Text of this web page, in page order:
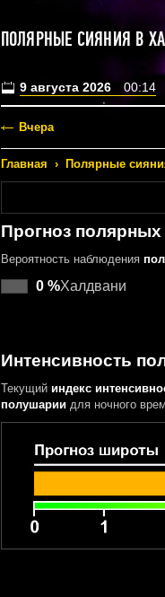
ПОЛЯРНЫЕ СИЯНИЯ В
9 августа 2026 00:14
Вчера
Главная › Полярные
Прогноз
Вероятность наблюдения
0 %Халдвани
Интенсивность
Текущий индекс
полушариидля ночного